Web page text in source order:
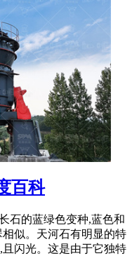
百科
石的蓝绿色变种,蓝色和
似。天河石有明显的特
闪光。这是由于它独特